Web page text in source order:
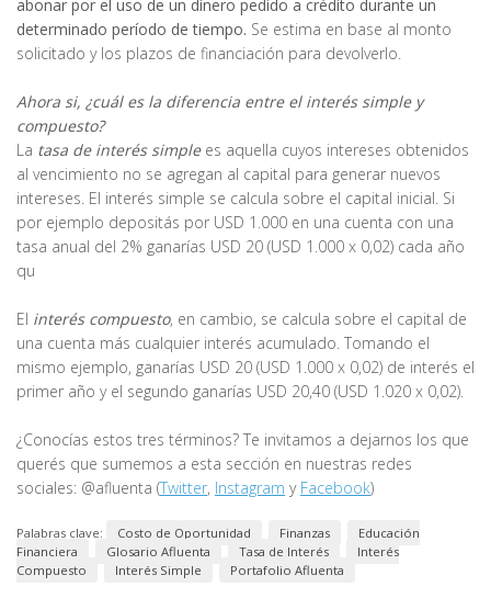
abonar por el uso de un dinero pedido a crédito durante un
determinado período de tiempo. Se estima en base al monto
solicitado y los plazos de financiación para devolverlo.
Ahora si, ¿cuál es la diferencia entre el interés simple y
compuesto?
La tasa de interés simplees aquella cuyos intereses obtenidos
al vencimiento no se agregan al capital para generar nuevos
intereses. El interés simple se calcula sobre el capital inicial. Si
por ejemplo depositás por USD 1.000 en una cuenta con una
tasa anual del 2% ganarías USD 20 (USD 1.000 x 0,02) cada año
qu
El interés compuesto, en cambio, se calcula sobre el capital de
una cuenta más cualquier interés acumulado. Tomando el
mismo ejemplo, ganarías USD 20 (USD 1.000 x 0,02) de interés el
primer año y el segundo ganarías USD 20,40 (USD 1.020 x 0,02).
¿Conocías estos tres términos? Te invitamos a dejarnos los que
querés que sumemos a esta sección en nuestras redes
sociales: @afluenta (Twitter, Instagram y Facebook)
Palabras clave: Costo de Oportunidad Finanzas
Educación
Financiera
Glosario Afluenta Tasa de Interés
Interés
Compuesto
Interés Simple Portafolio Afluenta